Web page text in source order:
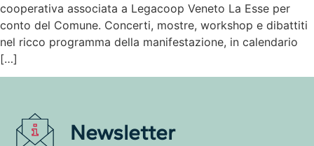
cooperativa associata a Legacoop Veneto La Esse per
conto del Comune. Concerti, mostre, workshop e dibattiti
nel ricco programma della manifestazione, in calendario
[…]
Newsletter